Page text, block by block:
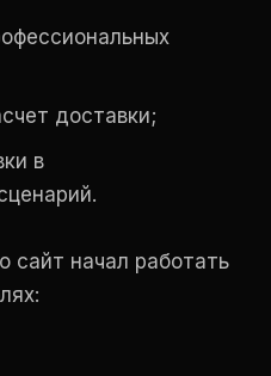
доставки;
в
сайт начал работать